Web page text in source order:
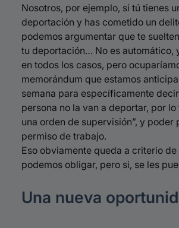
Nosotros, por ejemplo, si tú tienes
deportación y has cometido un
podemos argumentar que te
tu deportación… No es automático,
en todos los casos, pero
memorándum que estamos
semana para específicamente decir
persona no la van a deportar, por
una orden de supervisión”, y poder
permiso de trabajo.
Eso obviamente queda a criterio de
podemos obligar, pero si, se les
Una nueva